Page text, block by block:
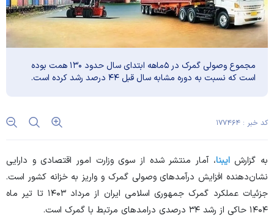
مجموع وصولی گمرک در ۵ماهه ابتدای سال حدود ۱۳۰ همت بوده
است که نسبت به دوره مشابه سال قبل ۴۴ درصد رشد کرده است.
کد خبر : ۱۷۷۴۶۴
به گزارشایبنا، آمار منتشر شده از سوی وزارت امور اقتصادی و دارایی
نشان‌دهنده افزایش درآمد‌های وصولی گمرک و واریز به خزانه کشور است.
جزئیات عملکرد گمرک جمهوری اسلامی ایران از مرداد ۱۴۰۳ تا تیر ماه
۱۴۰۴ حاکی از رشد ۳۴ درصدی درامد‌های مرتبط با گمرک است.